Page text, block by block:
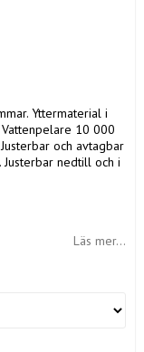
Yttermaterial i
10 000
och avtagbar
nedtill och i
Läs mer...